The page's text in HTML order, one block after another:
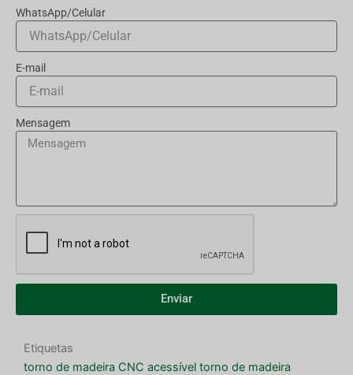
WhatsApp/Celular
E-mail
Mensagem
Enviar
Etiquetas
torno de madeira CNC acessível torno de madeira